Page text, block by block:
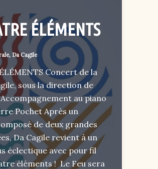
ÉLÉMENTS
, Da Cagile
Concert de la
sous la direction de
au piano
Pochet Après un
de deux grandes
Da Cagile revient à un
éclectique avec pour fil
éléments ! Le Feu sera